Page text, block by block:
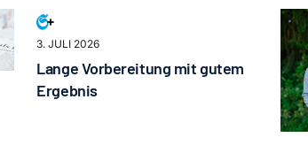
3. JULI 2026
Lange Vorbereitung mit gutem
Ergebnis